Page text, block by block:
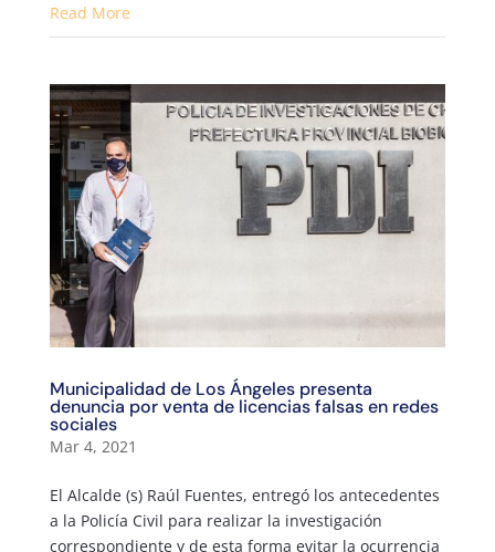
Read More
Municipalidad de Los Ángeles presenta
denuncia por venta de licencias falsas en redes
sociales
Mar 4, 2021
El Alcalde (s) Raúl Fuentes, entregó los antecedentes
a la Policía Civil para realizar la investigación
correspondiente y de esta forma evitar la ocurrencia